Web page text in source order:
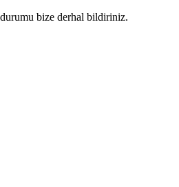
bize derhal bildiriniz.